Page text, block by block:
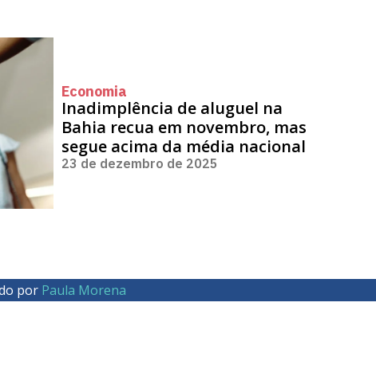
Economia
Inadimplência de aluguel na
Bahia recua em novembro, mas
segue acima da média nacional
23 de dezembro de 2025
por Paula Morena